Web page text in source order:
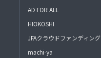
AD FOR ALL
HIOKOSHI
JFAクラウドファンディング
machi-ya